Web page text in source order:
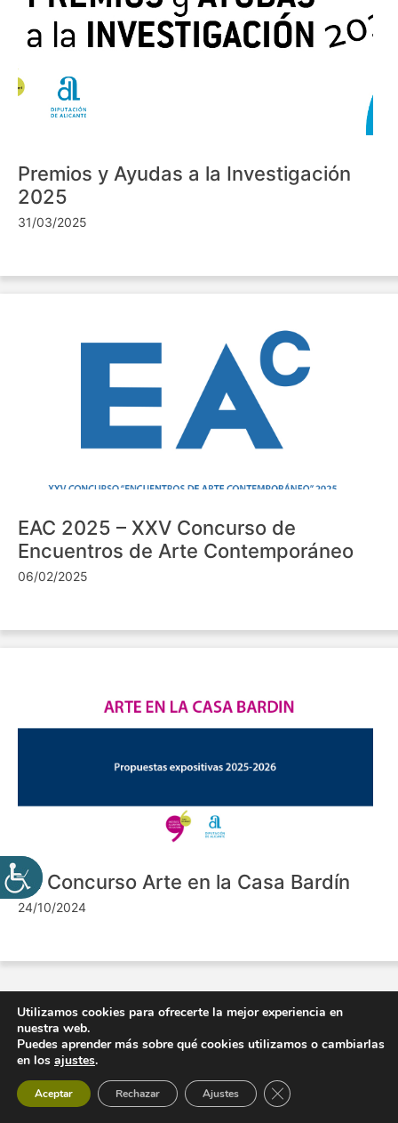
Premios y Ayudas a la Investigación
2025
31/03/2025
EAC 2025 – XXV Concurso de
Encuentros de Arte Contemporáneo
06/02/2025
VII Concurso Arte en la Casa Bardín
24/10/2024
Utilizamos cookies para ofrecerte la mejor experiencia en
nuestra web.
Puedes aprender más sobre qué cookies utilizamos o cambiarlas
en los ajustes.
Aceptar Rechazar Ajustes Cerrar el banner de